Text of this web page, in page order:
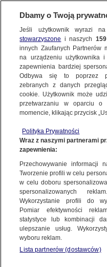
BIURO REKLAMY TVN MEDIA
04.08.2026
W LIPCU 2026 R. WIDZOWIE
POSTAWILI NA OFERTĘ KANAŁÓW
TVN
Dbamy o Twoją
Jeśli użytkownik wyrazi
stowarzyszone i naszych 159
innych Zaufanych Partnerów
na urządzeniu użytkownika
zapewnienia bardziej
Odbywa się to poprzez
zebranych z danych
cookie. Użytkownik może
przetwarzaniu w oparciu o
momencie, klikając przycisk
Polityka Prywatności
Wraz z naszymi partnerami
zapewnienia:
Przechowywanie
Tworzenie profili w celu
w celu doboru
spersonalizowanych
Wykorzystanie profili do
Pomiar efektywności
statystyce lub kombinacji
ulepszanie usług.
wyboru reklam.
Lista partnerów (dostawców)